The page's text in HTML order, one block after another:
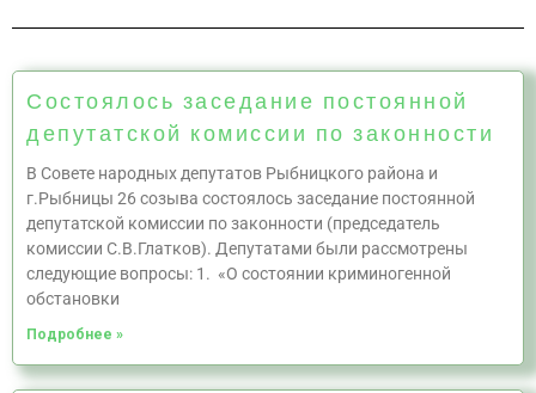
Состоялось заседание постоянной
депутатской комиссии по законности
В Совете народных депутатов Рыбницкого района и
г.Рыбницы 26 созыва состоялось заседание постоянной
депутатской комиссии по законности (председатель
комиссии С.В.Глатков). Депутатами были рассмотрены
следующие вопросы: 1. «О состоянии криминогенной
обстановки
Подробнее »